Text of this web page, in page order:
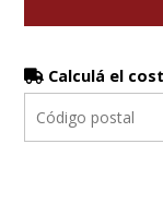
Calculá el